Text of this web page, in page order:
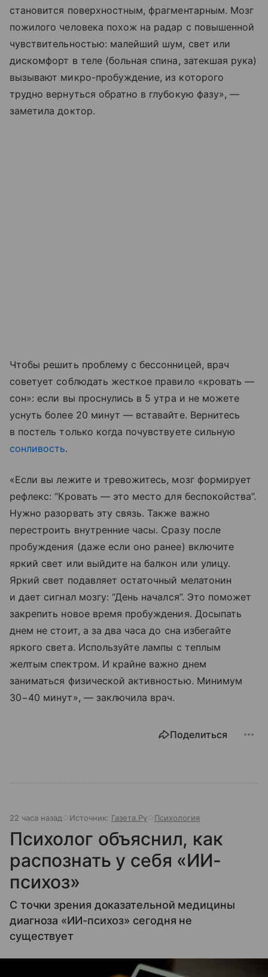
становится поверхностным, фрагментарным. Мозг
пожилого человека похож на радар с повышенной
чувствительностью: малейший шум, свет или
дискомфорт в теле (больная спина, затекшая рука)
вызывают микро-пробуждение, из которого
трудно вернуться обратно в глубокую фазу», —
заметила доктор.
Чтобы решить проблему с бессонницей, врач
советует соблюдать жесткое правило «кровать —
сон»: если вы проснулись в 5 утра и не можете
уснуть более 20 минут — вставайте. Вернитесь
в постель только когда почувствуете сильную
сонливость.
«Если вы лежите и тревожитесь, мозг формирует
рефлекс: “Кровать — это место для беспокойства”.
Нужно разорвать эту связь. Также важно
перестроить внутренние часы. Сразу после
пробуждения (даже если оно ранее) включите
яркий свет или выйдите на балкон или улицу.
Яркий свет подавляет остаточный мелатонин
и дает сигнал мозгу: “День начался”. Это поможет
закрепить новое время пробуждения. Досыпать
днем не стоит, а за два часа до сна избегайте
яркого света. Используйте лампы с теплым
желтым спектром. И крайне важно днем
заниматься физической активностью. Минимум
30−40 минут», — заключила врач.
Поделиться
22 часа назад Источник: Газета.Ру Психология
Психолог объяснил, как
распознать у себя «ИИ-
психоз»
С точки зрения доказательной медицины
диагноза «ИИ-психоз» сегодня не
существует